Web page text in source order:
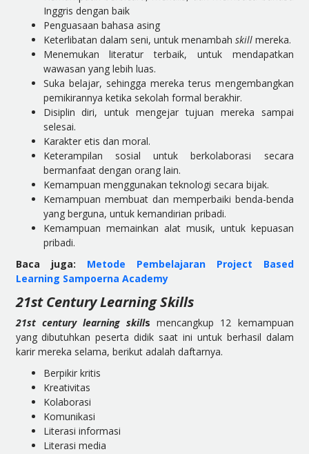
Inggris dengan baik
Penguasaan bahasa asing
Keterlibatan dalam seni, untuk menambah skill mereka.
Menemukan literatur terbaik, untuk mendapatkan
wawasan yang lebih luas.
Suka belajar, sehingga mereka terus mengembangkan
pemikirannya ketika sekolah formal berakhir.
Disiplin diri, untuk mengejar tujuan mereka sampai
selesai.
Karakter etis dan moral.
Keterampilan sosial untuk berkolaborasi secara
bermanfaat dengan orang lain.
Kemampuan menggunakan teknologi secara bijak.
Kemampuan membuat dan memperbaiki benda-benda
yang berguna, untuk kemandirian pribadi.
Kemampuan memainkan alat musik, untuk kepuasan
pribadi.
Baca juga: Metode Pembelajaran Project Based
Learning Sampoerna Academy
21st Century Learning Skills
21st century learning skills mencangkup 12 kemampuan
yang dibutuhkan peserta didik saat ini untuk berhasil dalam
karir mereka selama, berikut adalah daftarnya.
Berpikir kritis
Kreativitas
Kolaborasi
Komunikasi
Literasi informasi
Literasi media